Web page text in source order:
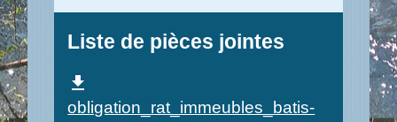
Liste de pièces jointes
file_download
obligation_rat_immeubles_batis-